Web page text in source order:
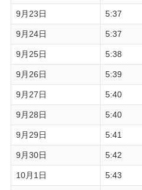
9月23日 5:37
9月24日 5:37
9月25日 5:38
9月26日 5:39
9月27日 5:40
9月28日 5:40
9月29日 5:41
9月30日 5:42
10月1日 5:43